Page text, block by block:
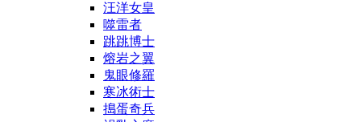
汪洋女皇
噬雷者
跳跳博士
熔岩之翼
鬼眼修羅
寒冰術士
搗蛋奇兵